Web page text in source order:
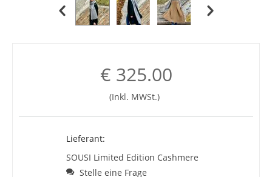
€ 325.00
(Inkl. MWSt.)
Lieferant:
SOUSI Limited Edition Cashmere
Stelle eine Frage